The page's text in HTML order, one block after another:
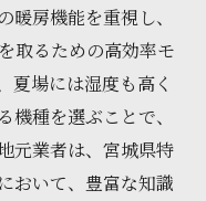
房機能を重視し、
取るための高効率モ
夏場には湿度も高く
種を選ぶことで、
元業者は、宮城県特
おいて、豊富な知識